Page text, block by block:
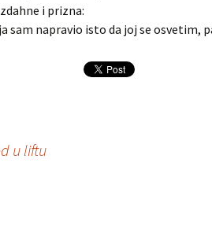
i prizna:
sam napravio isto da joj se osvetim,
u liftu